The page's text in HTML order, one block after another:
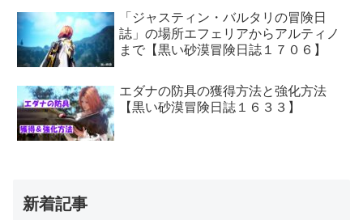
「ジャスティン・バルタリの冒険日
誌」の場所エフェリアからアルティノ
まで【黒い砂漠冒険日誌１７０６】
エダナの防具の獲得方法と強化方法
【黒い砂漠冒険日誌１６３３】
新着記事